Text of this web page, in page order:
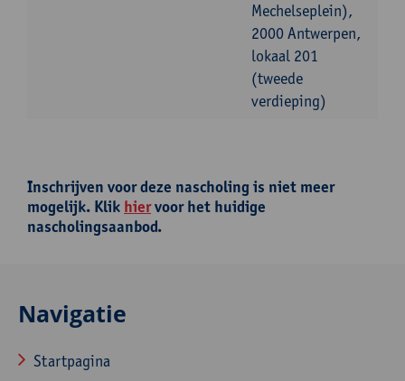
Mechelseplein),
2000 Antwerpen,
lokaal 201
(tweede
verdieping)
Inschrijven voor deze nascholing is niet meer
mogelijk. Klik hiervoor het huidige
nascholingsaanbod.
Navigatie
Startpagina